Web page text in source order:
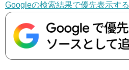
Googleの検索結果で優先表示する